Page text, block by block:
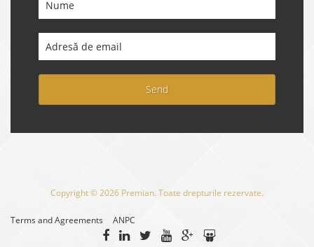
Send
Copyright © 2026 Premian. Toate drepturile rezervate.
Terms and Agreements ANPC